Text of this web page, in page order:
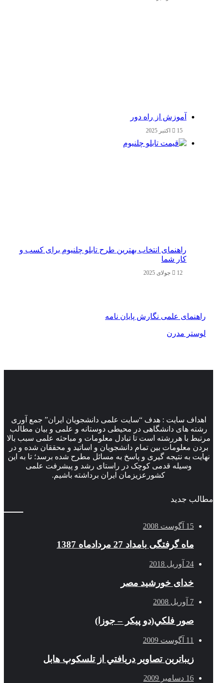
آموزش از راه دور
15 اکتبر 2025
راهنمای انتخاب بهترین طرح تابلو چلنیوم برای کسب و
کار شما
12 جولای 2025
راهنمای علمی نگارش پایان نامه
لوستر مدرن
اهداف سایت : هدف “سایت علمی دانشجویان ایران” جمع آوری
رشته های دانشگاهی در محیطی دوستانه و علمی و بیان مطالب
مرتبط با هررشته است تا تبادل معلومات و مباحثه علمی سبب بالا
بردن معلومات بین تمام دانشجویان و اساتید و محققان شده و در
نهایت به نتیجه گیری و پاسخ به مسائل مطرح شده برسد؛ تا به این
وسیله قدمی کوچک در راستای رشد و پیشرفت علمی
کشورعزیزمان ایران برداشته باشیم.
مطالب جدید
15 آگوست 2008
ماه گرفتگی بامداد 27 مردادماه 1387
24 آوریل 2018
خدای خورشید مصر
7 آوریل 2008
صور فلكي(دو پیکر – جوزا)
11 آگوست 2009
زيباترين تصاوير دريافتي از تلسكوپ هابل
16 دسامبر 2009